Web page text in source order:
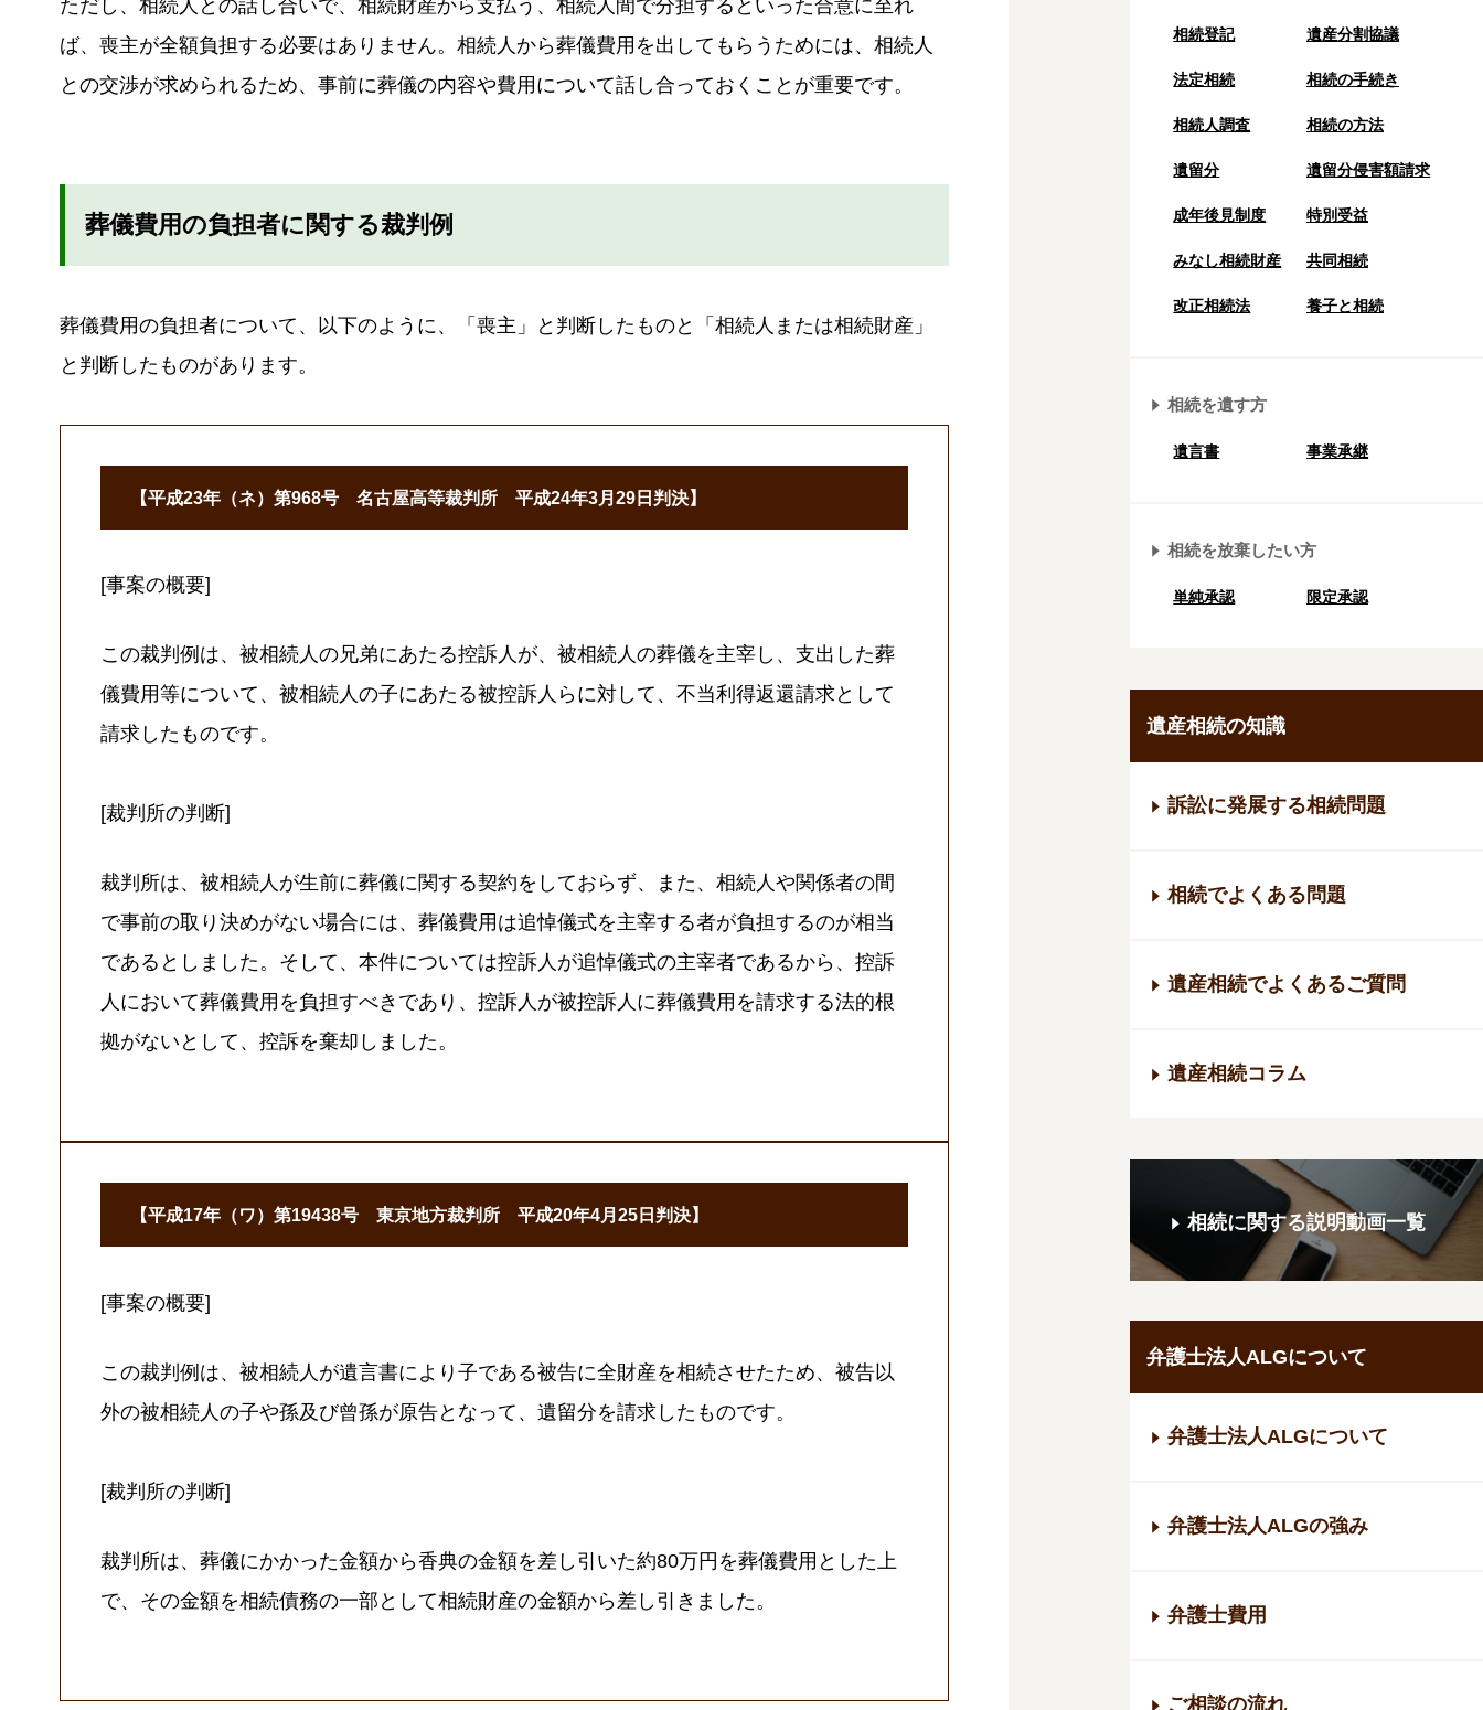
ただし、相続人との話し合いで、相続財産から支払う、相続人間で分担するといった合意に至れ
ば、喪主が全額負担する必要はありません。相続人から葬儀費用を出してもらうためには、相続人
との交渉が求められるため、事前に葬儀の内容や費用について話し合っておくことが重要です。
葬儀費用の負担者に関する裁判例
葬儀費用の負担者について、以下のように、「喪主」と判断したものと「相続人または相続財産」
と判断したものがあります。
【平成23年（ネ）第968号 名古屋高等裁判所 平成24年3月29日判決】
[事案の概要]
この裁判例は、被相続人の兄弟にあたる控訴人が、被相続人の葬儀を主宰し、支出した葬
儀費用等について、被相続人の子にあたる被控訴人らに対して、不当利得返還請求として
請求したものです。
[裁判所の判断]
裁判所は、被相続人が生前に葬儀に関する契約をしておらず、また、相続人や関係者の間
で事前の取り決めがない場合には、葬儀費用は追悼儀式を主宰する者が負担するのが相当
であるとしました。そして、本件については控訴人が追悼儀式の主宰者であるから、控訴
人において葬儀費用を負担すべきであり、控訴人が被控訴人に葬儀費用を請求する法的根
拠がないとして、控訴を棄却しました。
【平成17年（ワ）第19438号 東京地方裁判所 平成20年4月25日判決】
[事案の概要]
この裁判例は、被相続人が遺言書により子である被告に全財産を相続させたため、被告以
外の被相続人の子や孫及び曾孫が原告となって、遺留分を請求したものです。
[裁判所の判断]
裁判所は、葬儀にかかった金額から香典の金額を差し引いた約80万円を葬儀費用とした上
で、その金額を相続債務の一部として相続財産の金額から差し引きました。
相続登記 遺産分割協議
法定相続 相続の⼿続き
相続人調査 相続の方法
遺留分 遺留分侵害額請求
成年後⾒制度 特別受益
みなし相続財産 共同相続
改正相続法 養子と相続
相続を遺す方
遺言書 事業承継
相続を放棄したい方
単純承認 限定承認
遺産相続の知識
訴訟に発展する相続問題
相続でよくある問題
遺産相続でよくあるご質問
遺産相続コラム
相続に関する説明動画一覧
弁護士法人ALGについて
弁護士法人ALGについて
弁護士法人ALGの強み
弁護士費用
ご相談の流れ